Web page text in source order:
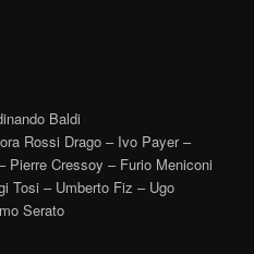
Baldi
Rossi Drago – Ivo Payer –
Pierre Cressoy – Furio Meniconi
Tosi – Umberto Fiz – Ugo
Serato